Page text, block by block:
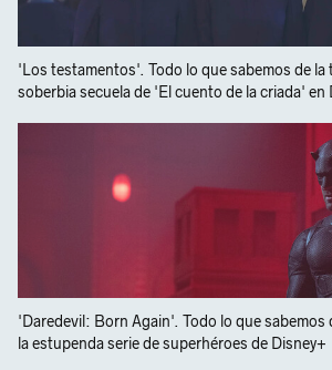
'Los testamentos'. Todo lo que sabemos de la
soberbia secuela de 'El cuento de la criada' en
'Daredevil: Born Again'. Todo lo que sabemos
la estupenda serie de superhéroes de Disney+